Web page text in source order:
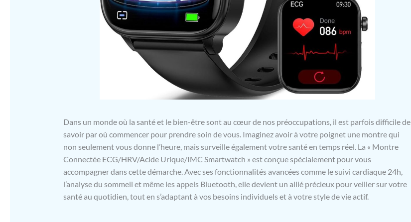
Dans un monde où la santé et le bien-être sont au cœur de nos préoccupations, il est parfois difficile de
savoir par où commencer pour prendre soin de vous. Imaginez avoir à votre poignet une montre qui
non seulement vous donne l’heure, mais surveille également votre santé en temps réel. La « Montre
Connectée ECG/HRV/Acide Urique/IMC Smartwatch » est conçue spécialement pour vous
accompagner dans cette démarche. Avec ses fonctionnalités avancées comme le suivi cardiaque 24h,
l’analyse du sommeil et même les appels Bluetooth, elle devient un allié précieux pour veiller sur votre
santé au quotidien, tout en s’adaptant à vos besoins individuels et à votre style de vie actif.